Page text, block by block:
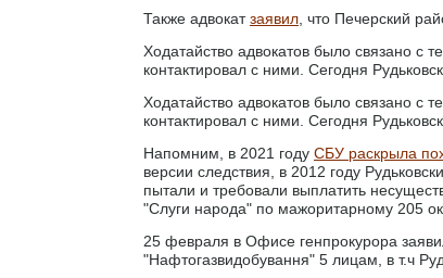
Также адвокатзаявил , что Печерский
Ходатайство адвокатов было связано с
контактировал с ними. Сегодня
Ходатайство адвокатов было связано с
контактировал с ними. Сегодня
Напомним, в 2021 году СБУ раскрыла
версии следствия, в 2012 году
пытали и требовали выплатить
"Слуги народа" по мажоритарному 205
25 февраля в Офисе генпрокурора
"Нафтогазвидобування" 5 лицам, в т.ч